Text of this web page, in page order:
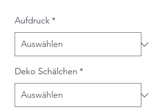
Aufdruck*
Deko Schälchen *